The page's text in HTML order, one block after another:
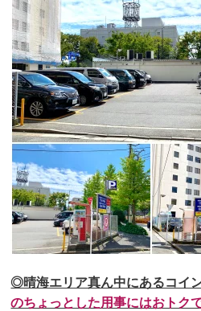
◎晴海エリア真ん中にあるコイ
のちょっとした用事にはおトク